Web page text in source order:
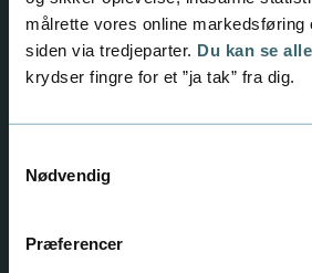
målrette vores online markedsføring
siden via tredjeparter. Du kan se
krydser fingre for et ”ja tak” fra dig.
Nødvendig
Præferencer